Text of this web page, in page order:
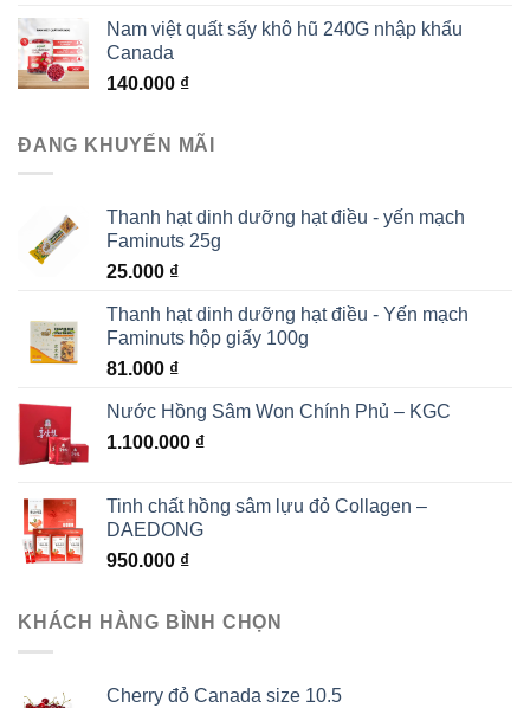
Nam việt quất sấy khô hũ 240G nhập khẩu
Canada
140.000 ₫
ĐANG KHUYẾN MÃI
Thanh hạt dinh dưỡng hạt điều - yến mạch
Faminuts 25g
25.000 ₫
Thanh hạt dinh dưỡng hạt điều - Yến mạch
Faminuts hộp giấy 100g
81.000 ₫
Nước Hồng Sâm Won Chính Phủ – KGC
1.100.000 ₫
Tinh chất hồng sâm lựu đỏ Collagen –
DAEDONG
950.000 ₫
KHÁCH HÀNG BÌNH CHỌN
Cherry đỏ Canada size 10.5